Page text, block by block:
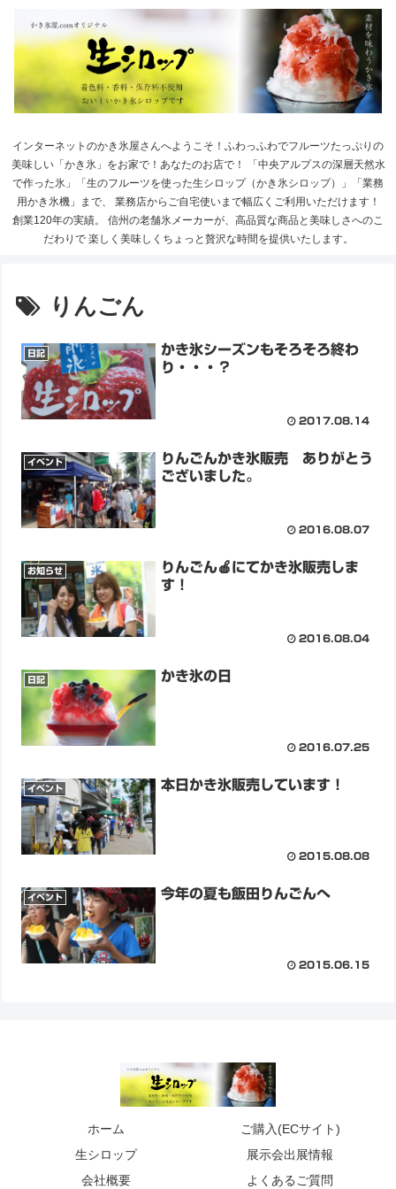
インターネットのかき氷屋さんへようこそ！ふわっふわでフルーツたっぷりの
美味しい「かき氷」をお家で！あなたのお店で！ 「中央アルプスの深層天然水
で作った氷」「生のフルーツを使った生シロップ（かき氷シロップ）」「業務
用かき氷機」まで、 業務店からご自宅使いまで幅広くご利用いただけます！
創業120年の実績。 信州の老舗氷メーカーが、高品質な商品と美味しさへのこ
だわりで 楽しく美味しくちょっと贅沢な時間を提供いたします。
りんごん
日記
かき氷シーズンもそろそろ終わ
り・・・？
2017.08.14
イベント
りんごんかき氷販売 ありがとう
ございました。
2016.08.07
お知らせ
りんごん🍎にてかき氷販売しま
す！
2016.08.04
日記 かき氷の日
2016.07.25
イベント 本日かき氷販売しています！
2015.08.08
イベント 今年の夏も飯田りんごんへ
2015.06.15
ホーム
ご購入(ECサイト)
生シロップ
展示会出展情報
会社概要
よくあるご質問